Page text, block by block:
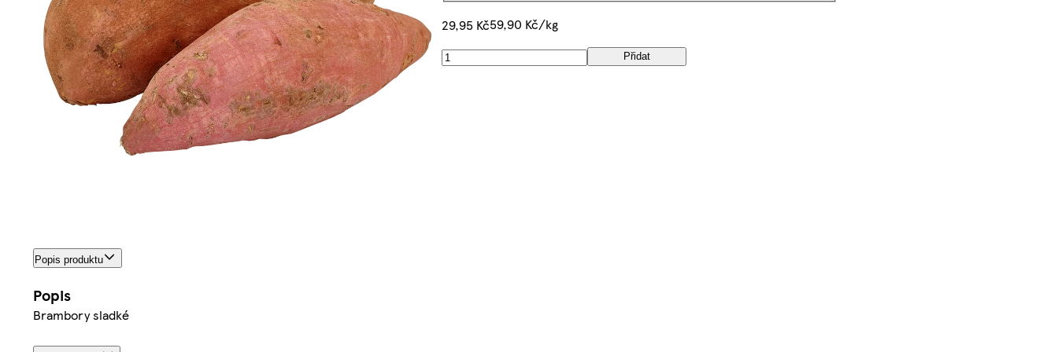
29,95 Kč59,90 Kč/kg
Přidat
Popis produktu
Popis
Brambory sladké